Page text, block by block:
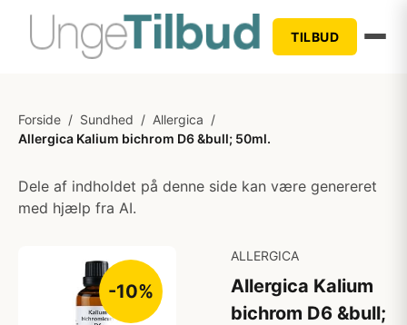
TILBUD
Forside / Sundhed / Allergica /
Allergica Kalium bichrom D6 &bull; 50ml.
Dele af indholdet på denne side kan være genereret
med hjælp fra AI.
-10%
ALLERGICA
Allergica Kalium
bichrom D6 &bull;